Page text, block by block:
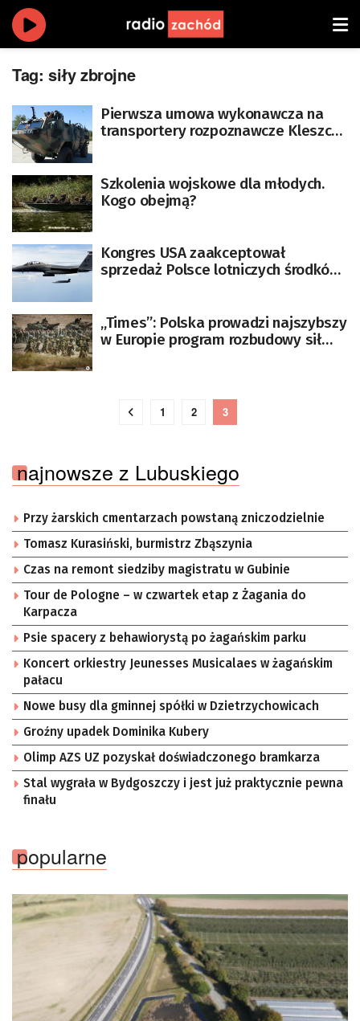
Tag: siły zbrojne
Pierwsza umowa wykonawcza na
transportery rozpoznawcze Kleszcz
Szkolenia wojskowe dla młodych.
Kogo obejmą?
Kongres USA zaakceptował
sprzedaż Polsce lotniczych środków
„Times”: Polska prowadzi najszybszy
w Europie program rozbudowy sił
1 2 3
najnowsze z Lubuskiego
Przy żarskich cmentarzach powstaną zniczodzielnie
Tomasz Kurasiński, burmistrz Zbąszynia
Czas na remont siedziby magistratu w Gubinie
Tour de Pologne – w czwartek etap z Żagania do
Karpacza
Psie spacery z behawiorystą po żagańskim parku
Koncert orkiestry Jeunesses Musicalaes w żagańskim
pałacu
Nowe busy dla gminnej spółki w Dzietrzychowicach
Groźny upadek Dominika Kubery
Olimp AZS UZ pozyskał doświadczonego bramkarza
Stal wygrała w Bydgoszczy i jest już praktycznie pewna
finału
popularne